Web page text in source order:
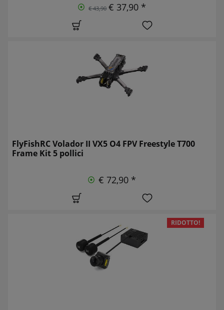
€ 43,90 € 37,90 *
FlyFishRC Volador II VX5 O4 FPV Freestyle T700
Frame Kit 5 pollici
€ 72,90 *
RIDOTTO!